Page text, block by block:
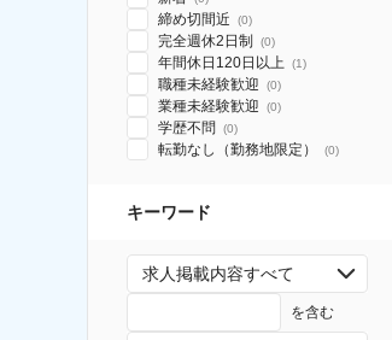
締め切間近 (0)
完全週休2日制 (0)
年間休日120日以上 (1)
職種未経験歓迎 (0)
業種未経験歓迎 (0)
学歴不問 (0)
転勤なし（勤務地限定） (0)
キーワード
求人掲載内容すべて
を含む